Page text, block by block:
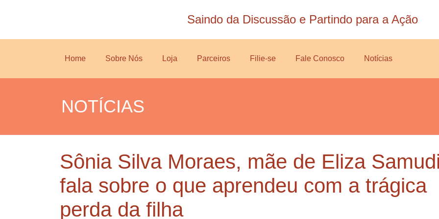
Saindo da Discussão e Partindo para a Ação
Home Sobre Nós Loja Parceiros Filie-se Fale Conosco Notícias
NOTÍCIAS
Sônia Silva Moraes, mãe de Eliza
fala sobre o que aprendeu com a trágica
perda da filha